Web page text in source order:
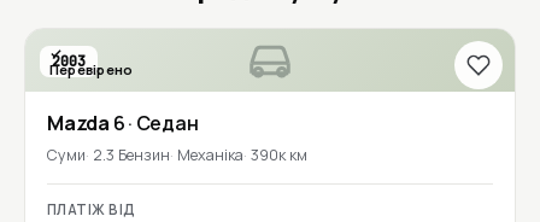
2003
Перевірено
Mazda 6· Седан
Суми 2.3 Бензин Механіка 390к км
ПЛАТІЖ ВІД